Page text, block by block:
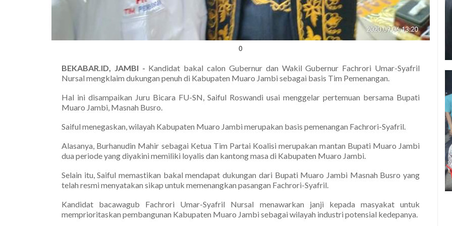
0
BEKABAR.ID, JAMBI - Kandidat bakal calon Gubernur dan Wakil Gubernur Fachrori Umar-Syafril
Nursal mengklaim dukungan penuh di Kabupaten Muaro Jambi sebagai basis Tim Pemenangan.
Hal ini disampaikan Juru Bicara FU-SN, Saiful Roswandi usai menggelar pertemuan bersama Bupati
Muaro Jambi, Masnah Busro.
Saiful menegaskan, wilayah Kabupaten Muaro Jambi merupakan basis pemenangan Fachrori-Syafril.
Alasanya, Burhanudin Mahir sebagai Ketua Tim Partai Koalisi merupakan mantan Bupati Muaro Jambi
dua periode yang diyakini memiliki loyalis dan kantong masa di Kabupaten Muaro Jambi.
Selain itu, Saiful memastikan bakal mendapat dukungan dari Bupati Muaro Jambi Masnah Busro yang
telah resmi menyatakan sikap untuk memenangkan pasangan Fachrori-Syafril.
Kandidat bacawagub Fachrori Umar-Syafril Nursal menawarkan janji kepada masyakat untuk
memprioritaskan pembangunan Kabupaten Muaro Jambi sebagai wilayah industri potensial kedepanya.